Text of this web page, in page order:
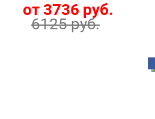
от 3736 руб.
6125 руб.